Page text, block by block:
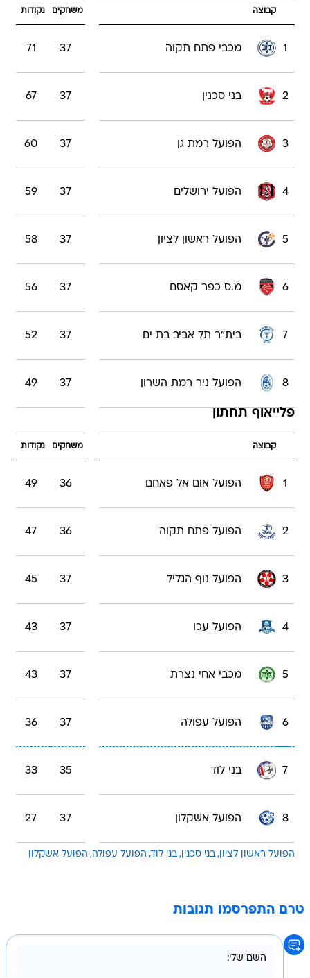
קבוצה משחקים נקודות
1 מכבי פתח תקוה 37
71
2 בני סכנין 37
67
3 הפועל רמת גן 37
60
4 הפועל ירושלים 37
59
5 הפועל ראשון לציון 37
58
6 מ.ס כפר קאסם 37
56
7 בית"ר תל אביב בת ים 37
52
8 הפועל ניר רמת השרון 37
49
פלייאוף תחתון
קבוצה משחקים נקודות
1 הפועל אום אל פאחם 36
49
2 הפועל פתח תקוה 36
47
3 הפועל נוף הגליל 37
45
4 הפועל עכו 37
43
5 מכבי אחי נצרת 37
43
6 הפועל עפולה 37
36
7 בני לוד 35
33
8 הפועל אשקלון 37
27
הפועל ראשון לציון בני סכנין בני לוד הפועל עפולה הפועל אשקלון
טרם התפרסמו תגובות